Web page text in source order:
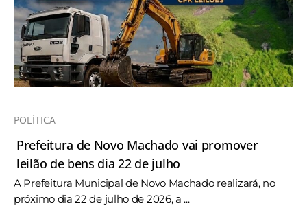
POLÍTICA
Prefeitura de Novo Machado vai promover
leilão de bens dia 22 de julho
A Prefeitura Municipal de Novo Machado realizará, no
próximo dia 22 de julho de 2026, a ...